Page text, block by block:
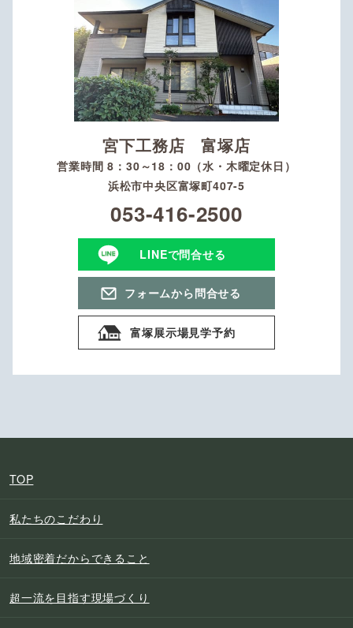
宮下工務店 富塚店
営業時間 8：30～18：00（水・木曜定休日）
浜松市中央区富塚町407-5
053-416-2500
LINEで問合せる
フォームから問合せる
富塚展示場見学予約
TOP
私たちのこだわり
地域密着だからできること
超一流を目指す現場づくり